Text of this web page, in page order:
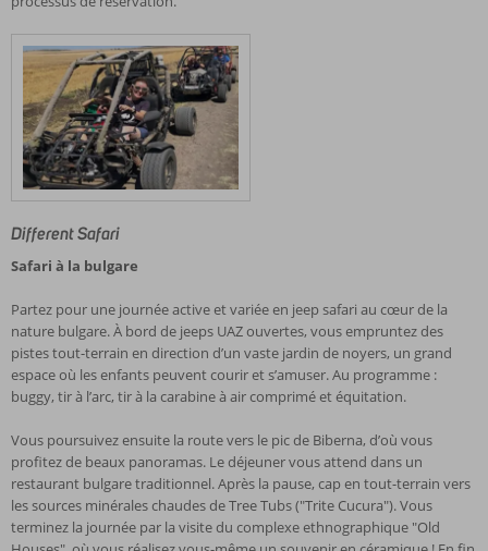
Different Safari
Safari à la bulgare
Partez pour une journée active et variée en jeep safari au cœur de la
nature bulgare. À bord de jeeps UAZ ouvertes, vous empruntez des
pistes tout-terrain en direction d’un vaste jardin de noyers, un grand
espace où les enfants peuvent courir et s’amuser. Au programme :
buggy, tir à l’arc, tir à la carabine à air comprimé et équitation.
Vous poursuivez ensuite la route vers le pic de Biberna, d’où vous
profitez de beaux panoramas. Le déjeuner vous attend dans un
restaurant bulgare traditionnel. Après la pause, cap en tout-terrain vers
les sources minérales chaudes de Tree Tubs ("Trite Cucura"). Vous
terminez la journée par la visite du complexe ethnographique "Old